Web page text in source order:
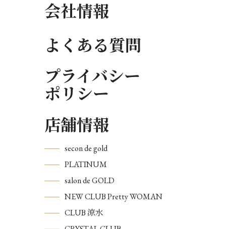
会社情報
よくある質問
プライバシー
ポリシー
店舗情報
secon de gold
PLATINUM
salon de GOLD
NEW CLUB Pretty WOMAN
CLUB 涼水